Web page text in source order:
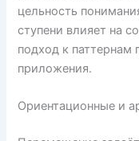
цельность
ступени влияет на
подход к паттернам
приложения.
Ориентационные и